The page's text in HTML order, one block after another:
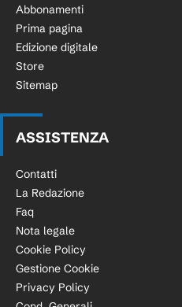
Abbonamenti
Prima pagina
Edizione digitale
Store
Sitemap
ASSISTENZA
Contatti
La Redazione
Faq
Nota legale
Cookie Policy
Gestione Cookie
Privacy Policy